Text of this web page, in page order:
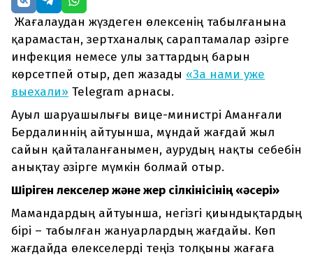
Жағалаудан жүздеген өлексенің табылғанына
қарамастан, зертханалық сараптамалар әзірге
инфекция немесе улы заттардың барын
көрсетпей отыр, деп жазады «За нами уже
выехали» Telegram арнасы.
Ауыл шаруашылығы вице-министрі Аманғали
Бердалиннің айтуынша, мұндай жағдай жыл
сайын қайталанғанымен, аурудың нақты себебін
анықтау әзірге мүмкін болмай отыр.
Шіріген өлекселер және жер сілкінісінің «әсері»
Мамандардың айтуынша, негізгі қиындықтардың
бірі – табылған жануарлардың жағдайы. Көп
жағдайда өлекселерді теңіз толқыны жағаға